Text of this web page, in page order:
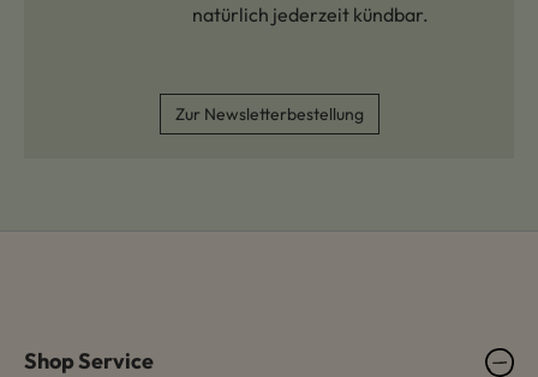
natürlich jederzeit kündbar.
Zur Newsletterbestellung
Shop Service